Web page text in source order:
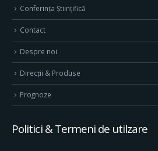
Conferința Științifică
Contact
Despre noi
Direcţii & Produse
Prognoze
Politici & Termeni de utilzare